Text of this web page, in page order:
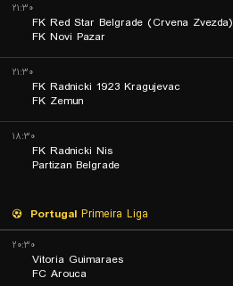
۲۱:۳۰
FK Red Star Belgrade (Crvena Zvezda)
FK Novi Pazar
۲۱:۳۰
FK Radnicki 1923 Kragujevac
FK Zemun
۱۸:۳۰
FK Radnicki Nis
Partizan Belgrade
Portugal Primeira Liga
۲۰:۳۰
Vitoria Guimaraes
FC Arouca